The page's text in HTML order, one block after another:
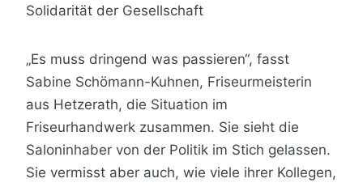
Solidarität der Gesellschaft
„Es muss dringend was passieren“, fasst
Sabine Schömann-Kuhnen, Friseurmeisterin
aus Hetzerath, die Situation im
Friseurhandwerk zusammen. Sie sieht die
Saloninhaber von der Politik im Stich gelassen.
Sie vermisst aber auch, wie viele ihrer Kollegen,